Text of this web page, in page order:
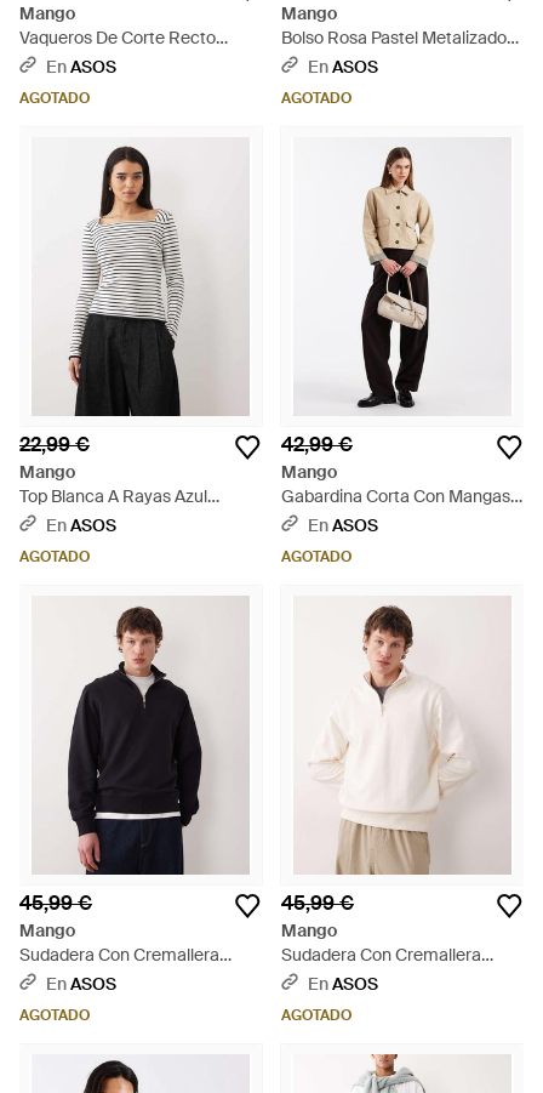
Mango
Vaqueros De Corte Recto
100% De Algodón River De -
EnASOS
AGOTADO
Mango
Bolso Rosa Pastel Metalizado
De Satén Texturizado De La
- Negro
EnASOS
AGOTADO
22,99 €
Mango
Top Blanca A Rayas Azul
Marino De Manga Larga Con
Algodón De - Blanco
EnASOS
AGOTADO
42,99 €
Mango
Gabardina Corta Con Mangas
En Contraste De Tejido Rico En
Blanco
EnASOS
AGOTADO
45,99 €
Mango
Sudadera Con Cremallera
Corta De 100% Algodón De -
EnASOS
AGOTADO
45,99 €
Mango
Sudadera Con Cremallera
Corta De 100% Algodón De -
EnASOS
AGOTADO